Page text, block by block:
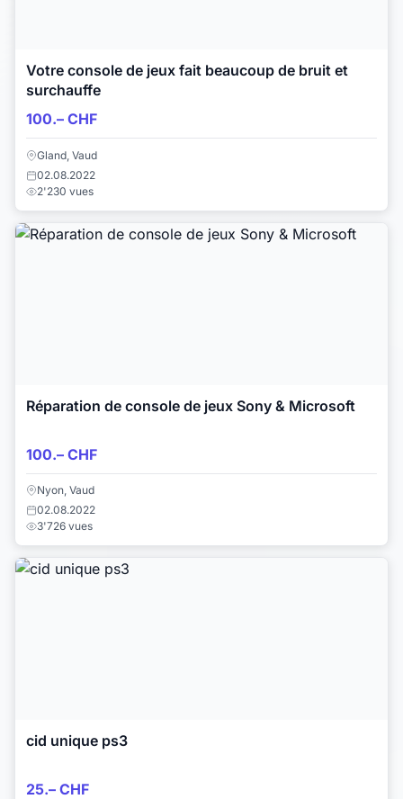
Votre console de jeux fait beaucoup de bruit et
surchauffe
100.– CHF
Gland, Vaud
02.08.2022
2'230 vues
Réparation de console de jeux Sony & Microsoft
100.– CHF
Nyon, Vaud
02.08.2022
3'726 vues
cid unique ps3
25.– CHF